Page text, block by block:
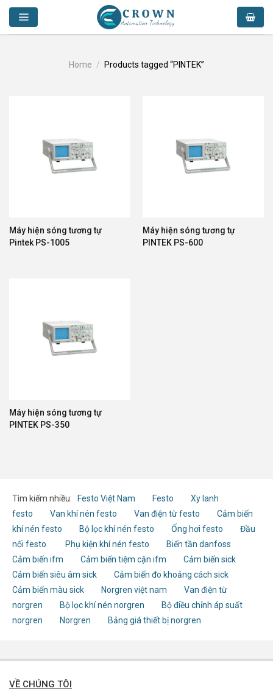
Skip
content
Home / Products tagged “PINTEK”
Máy hiện sóng tương tự
Pintek PS-1005
Máy hiện sóng tương tự
PINTEK PS-600
Máy hiện sóng tương tự
PINTEK PS-350
Tìm kiếm nhiều: Festo Việt Nam Festo
Xy lanh
festo
Van khí nén festo Van điện từ festo
Cảm biến
khí nén festo
Bộ lọc khí nén festo Ống hơi festo
Đầu
nối festo
Phụ kiện khí nén festo
Biến tần danfoss
Cảm biến ifm
Cảm biến tiệm cận ifm
Cảm biến sick
Cảm biến siêu âm sick
Cảm biến đo khoảng cách sick
Cảm biến màu sick
Norgren việt nam
Van điện từ
norgren
Bộ lọc khí nén norgren
Bộ điều chỉnh áp suất
norgren
Norgren Bảng giá thiết bị norgren
VỀ CHÚNG TÔI